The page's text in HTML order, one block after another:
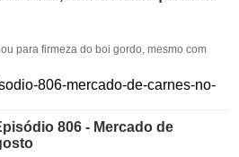
para firmeza do boi gordo, mesmo com
806 - Mercado de